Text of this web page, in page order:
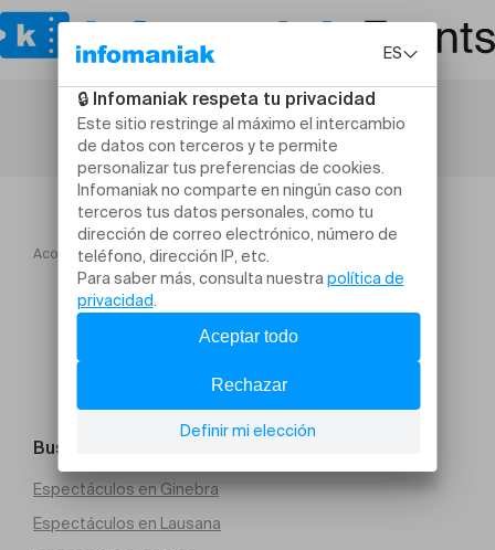
Acogida Sustainable IT Day Morocco 2026
Buscar un evento
Espectáculos en Ginebra
Espectáculos en Lausana